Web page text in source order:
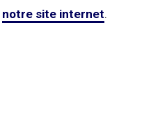
notre site internet.